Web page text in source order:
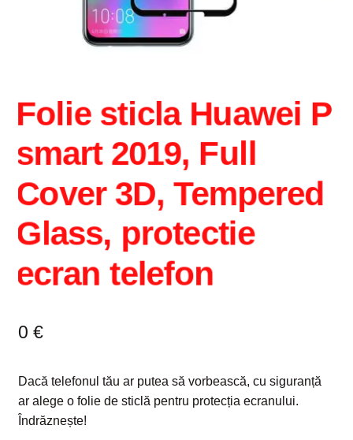
Folie sticla Huawei P
smart 2019, Full
Cover 3D, Tempered
Glass, protectie
ecran telefon
0 €
Dacă telefonul tău ar putea să vorbească, cu siguranță
ar alege o folie de sticlă pentru protecția ecranului.
Îndrăznește!